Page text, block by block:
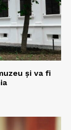
şi va fi